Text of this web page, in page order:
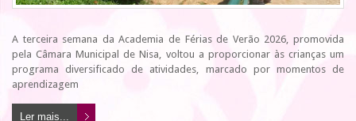
A terceira semana da Academia de Férias de Verão 2026, promovida
pela Câmara Municipal de Nisa, voltou a proporcionar às crianças um
programa diversificado de atividades, marcado por momentos de
aprendizagem
Ler mais...